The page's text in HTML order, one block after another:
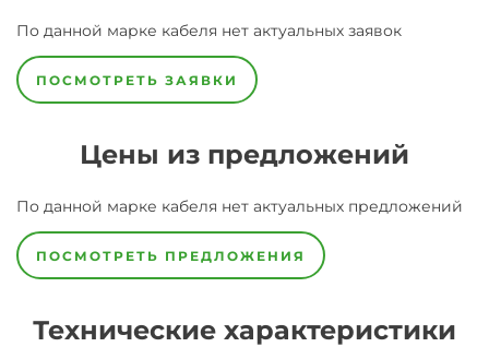
По данной марке кабеля нет актуальных заявок
ПОСМОТРЕТЬ ЗАЯВКИ
Цены из предложений
По данной марке кабеля нет актуальных предложений
ПОСМОТРЕТЬ ПРЕДЛОЖЕНИЯ
Технические характеристики